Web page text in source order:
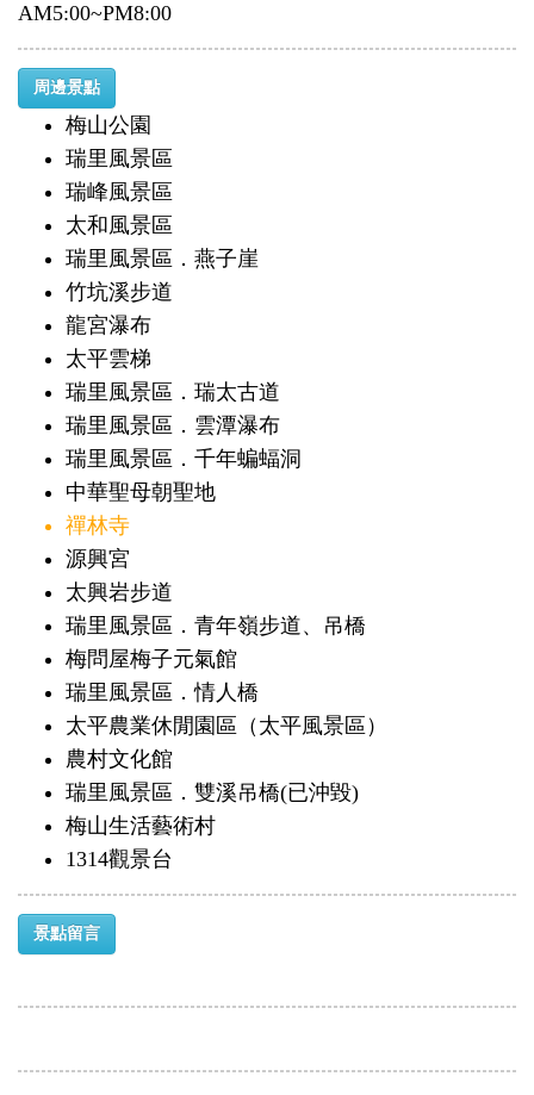
AM5:00~PM8:00
周邊景點
梅山公園
瑞里風景區
瑞峰風景區
太和風景區
瑞里風景區．燕子崖
竹坑溪步道
龍宮瀑布
太平雲梯
瑞里風景區．瑞太古道
瑞里風景區．雲潭瀑布
瑞里風景區．千年蝙蝠洞
中華聖母朝聖地
禪林寺
源興宮
太興岩步道
瑞里風景區．青年嶺步道、吊橋
梅問屋梅子元氣館
瑞里風景區．情人橋
太平農業休閒園區（太平風景區）
農村文化館
瑞里風景區．雙溪吊橋(已沖毀)
梅山生活藝術村
1314觀景台
景點留言